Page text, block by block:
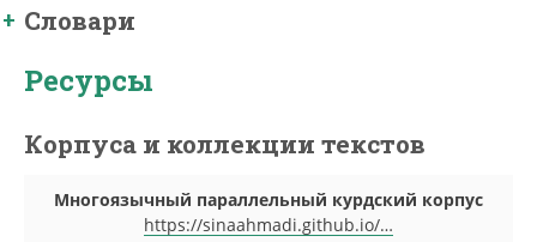
Словари
Ресурсы
Корпуса и коллекции текстов
Многоязычный параллельный курдский корпус
https://sinaahmadi.github.io/…